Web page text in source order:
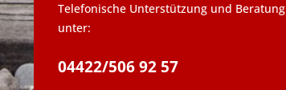
Telefonische Unterstützung und Beratung
unter:
04422/506 92 57